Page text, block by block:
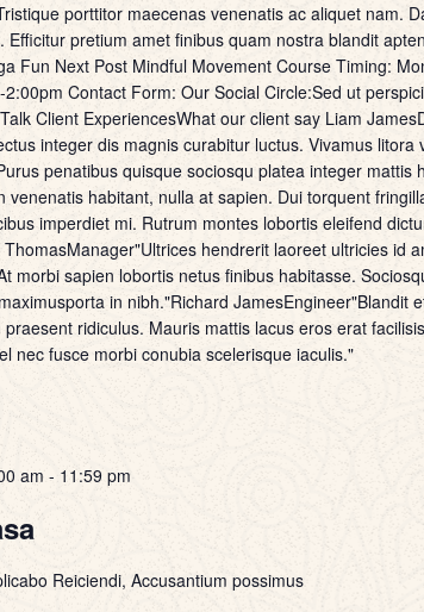
porttitor maecenas venenatis ac aliquet nam.
Efficitur pretium amet finibus quam nostra blandit
Fun Next Post Mindful Movement Course Timing:
Contact Form: Our Social Circle:Sed ut
Client ExperiencesWhat our client say Liam
integer dis magnis curabitur luctus. Vivamus litora
penatibus quisque sociosqu platea integer mattis
venenatis habitant, nulla at sapien. Dui torquent
imperdiet mi. Rutrum montes lobortis eleifend
hendrerit laoreet ultricies id
morbi sapien lobortis netus finibus habitasse.
in nibh."Richard JamesEngineer"Blandit
ridiculus. Mauris mattis lacus eros erat
nec fusce morbi conubia scelerisque iaculis."
am - 11:59 pm
Reiciendi, Accusantium possimus